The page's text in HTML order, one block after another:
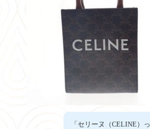
「セリーヌ（CELINE）